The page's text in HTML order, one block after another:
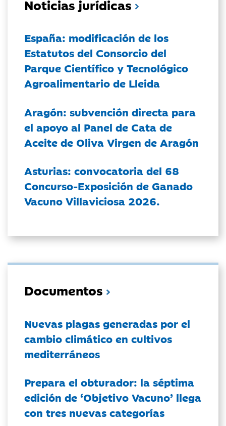
Noticias jurídicas
España: modificación de los
Estatutos del Consorcio del
Parque Científico y Tecnológico
Agroalimentario de Lleida
Aragón: subvención directa para
el apoyo al Panel de Cata de
Aceite de Oliva Virgen de Aragón
Asturias: convocatoria del 68
Concurso-Exposición de Ganado
Vacuno Villaviciosa 2026.
Documentos
Nuevas plagas generadas por el
cambio climático en cultivos
mediterráneos
Prepara el obturador: la séptima
edición de ‘Objetivo Vacuno’ llega
con tres nuevas categorías